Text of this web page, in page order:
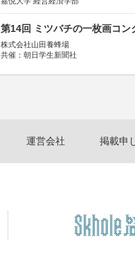
第14回 ミツバチの一枚画コン
株式会社山田養蜂場
共催：朝日学生新聞社
運営会社 掲載申